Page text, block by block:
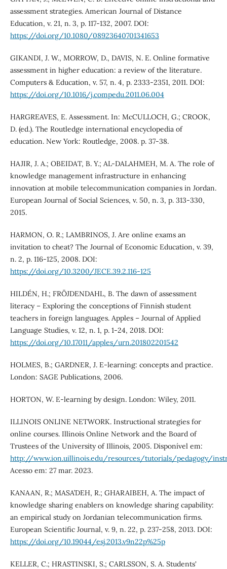
assessment strategies. American Journal of Distance
Education, v. 21, n. 3, p. 117-132, 2007. DOI:
https://doi.org/10.1080/08923640701341653
GIKANDI, J. W., MORROW, D., DAVIS, N. E. Online formative
assessment in higher education: a review of the literature.
Computers & Education, v. 57, n. 4, p. 2333-2351, 2011. DOI:
https://doi.org/10.1016/j.compedu.2011.06.004
HARGREAVES, E. Assessment. In: McCULLOCH, G.; CROOK,
D. (ed.). The Routledge international encyclopedia of
education. New York: Routledge, 2008. p. 37-38.
HAJIR, J. A.; OBEIDAT, B. Y.; AL-DALAHMEH, M. A. The role of
knowledge management infrastructure in enhancing
innovation at mobile telecommunication companies in Jordan.
European Journal of Social Sciences, v. 50, n. 3, p. 313-330,
2015.
HARMON, O. R.; LAMBRINOS, J. Are online exams an
invitation to cheat? The Journal of Economic Education, v. 39,
n. 2, p. 116-125, 2008. DOI:
https://doi.org/10.3200/JECE.39.2.116-125
HILDÉN, H.; FRÖJDENDAHL, B. The dawn of assessment
literacy – Exploring the conceptions of Finnish student
teachers in foreign languages. Apples – Journal of Applied
Language Studies, v. 12, n. 1, p. 1-24, 2018. DOI:
https://doi.org/10.17011/apples/urn.201802201542
HOLMES, B.; GARDNER, J. E-learning: concepts and practice.
London: SAGE Publications, 2006.
HORTON, W. E-learning by design. London: Wiley, 2011.
ILLINOIS ONLINE NETWORK. Instructional strategies for
online courses. Illinois Online Network and the Board of
Trustees of the University of Illinois, 2005. Disponível em:
http://www.ion.uillinois.edu/resources/tutorials/pedagogy/
Acesso em: 27 mar. 2023.
KANAAN, R.; MASA’DEH, R.; GHARAIBEH, A. The impact of
knowledge sharing enablers on knowledge sharing capability:
an empirical study on Jordanian telecommunication firms.
European Scientific Journal, v. 9, n. 22, p. 237-258, 2013. DOI:
https://doi.org/10.19044/esj.2013.v9n22p%25p
KELLER, C.; HRASTINSKI, S.; CARLSSON, S. A. Students'